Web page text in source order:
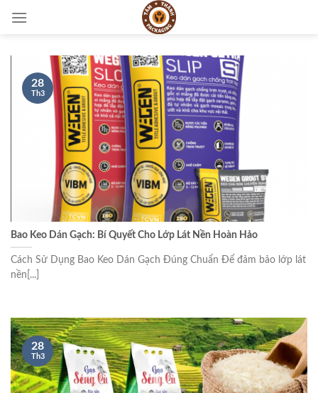
Bao Keo Dán Gạch: Bí Quyết Cho Lớp Lát Nền Hoàn Hảo
Cách Sử Dụng Bao Keo Dán Gạch Đúng Chuẩn Để đảm bảo lớp lát
nền[...]
28
Th3
28
Th3